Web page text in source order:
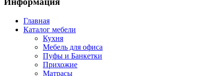
Главная
Каталог мебели
Кухня
Мебель для офиса
Пуфы и Банкетки
Прихожие
Матрасы